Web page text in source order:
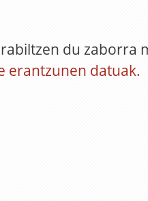
du zaborra
erantzunen datuak.